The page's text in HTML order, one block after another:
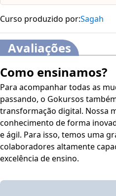
Curso produzido por:Sagah
Avaliações
Como ensinamos?
Para acompanhar todas as
passando, o Gokursos
transformação digital. Nossa
conhecimento de forma
e ágil. Para isso, temos uma grande rede de professores
colaboradores altamente
excelência de ensino.